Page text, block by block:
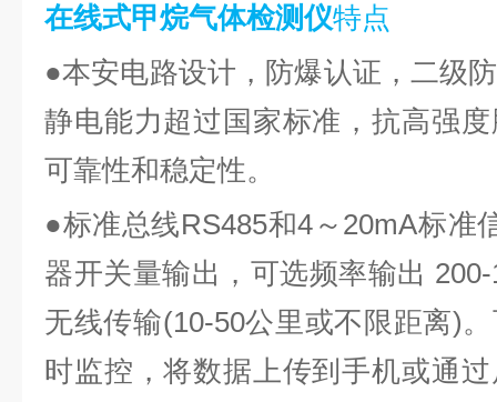
在线式甲烷气体检测仪特点
●本安电路设计，防爆认证，二级
静电能力超过国家标准，抗高强
可靠性和稳定性。
●标准总线RS485和4～20mA标准
器开关量输出，可选频率输出
无线传输(10-50公里或不限距离)
时监控，将数据上传到手机或通